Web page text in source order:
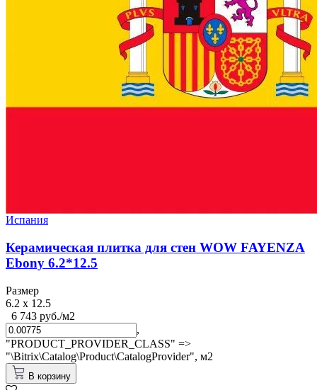
Испания
Керамическая плитка для стен WOW FAYENZA
Ebony 6.2*12.5
Размер
6.2 x 12.5
6 743 руб./м2
,
"PRODUCT_PROVIDER_CLASS" =>
"\Bitrix\Catalog\Product\CatalogProvider", м2
В корзину